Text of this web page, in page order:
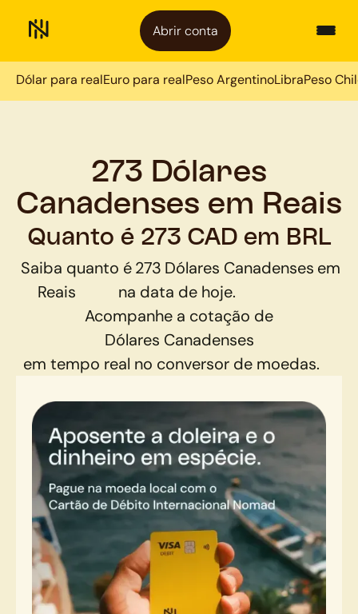
Abrir conta
Dólar para realEuro para realPeso ArgentinoLibraPeso
273 Dólares
Canadenses em Reais
Quanto é 273 CAD em BRL
Saiba quanto é273 Dólares Canadenses em
Reais
na data de hoje.
Acompanhe a cotação de
Dólares Canadenses
em tempo real no conversor de moedas.